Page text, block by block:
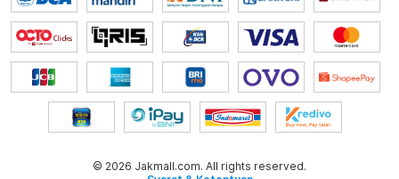
© 2026 Jakmall.com. All rights reserved.